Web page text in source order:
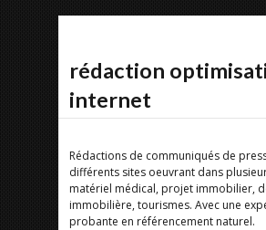
rédaction
internet
Rédactions de communiqués de
différents sites oeuvrant dans
matériel médical, projet immobilier,
immobilière, tourismes. Avec une
probante en référencement naturel.